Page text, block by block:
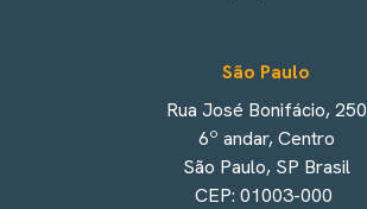
São Paulo
Rua José Bonifácio, 250
6º andar, Centro
São Paulo, SP Brasil
CEP: 01003-000